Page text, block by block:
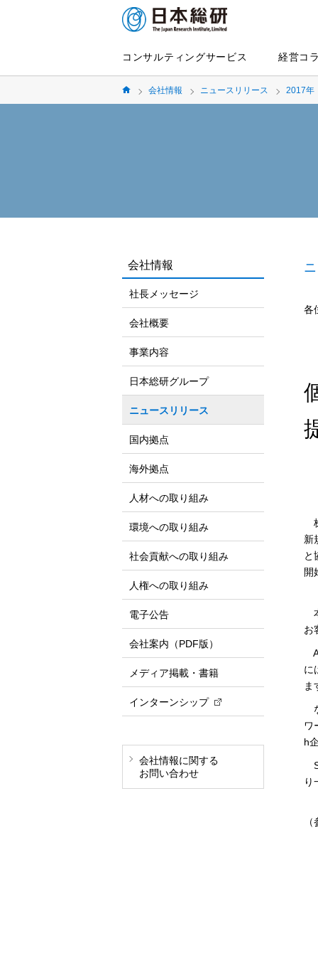
コンサルティングサービス 経営コ
会社情報 ニュースリリース 2017年
各
新
と
開
お
に
ま
ワ
h
り
会社情報
社長メッセージ
会社概要
事業内容
日本総研グループ
ニュースリリース
国内拠点
海外拠点
人材への取り組み
環境への取り組み
社会貢献への取り組み
人権への取り組み
電子公告
会社案内（PDF版）
メディア掲載・書籍
インターンシップ
会社情報に関する
お問い合わせ